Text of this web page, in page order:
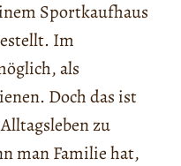
Sportkaufhaus
Im
als
Doch das ist
zu
man Familie hat,